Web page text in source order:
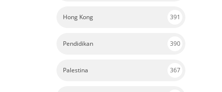
Hong Kong 391
Pendidikan 390
Palestina 367